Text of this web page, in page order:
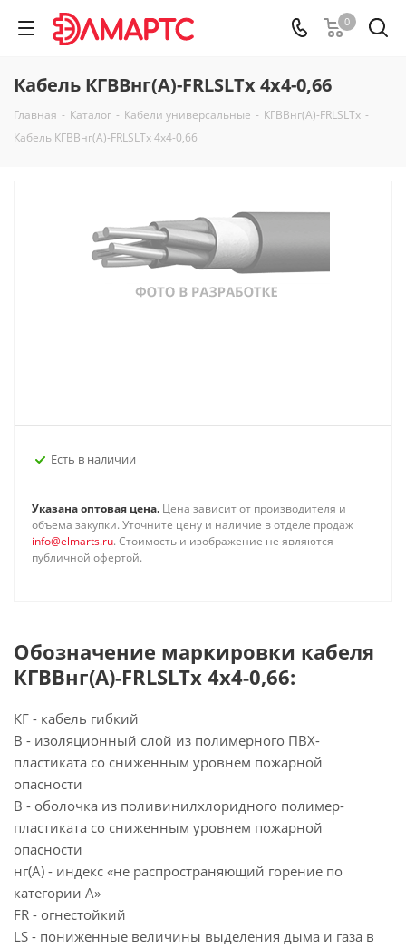
0
Кабель КГВВнг(А)-FRLSLTx 4х4-0,66
Главная - Каталог - Кабели универсальные - КГВВнг(А)-FRLSLTx -
Кабель КГВВнг(А)-FRLSLTx 4х4-0,66
Есть в наличии
Указана оптовая цена. Цена зависит от производителя и
объема закупки. Уточните цену и наличие в отделе продаж
info@elmarts.ru. Стоимость и изображение не являются
публичной офертой.
Обозначение маркировки кабеля
КГВВнг(А)-FRLSLTx 4х4-0,66:
КГ - кабель гибкий
В - изоляционный слой из полимерного ПВХ-
пластиката со сниженным уровнем пожарной
опасности
В - оболочка из поливинилхлоридного полимер-
пластиката со сниженным уровнем пожарной
опасности
нг(А) - индекс «не распространяющий горение по
категории А»
FR - огнестойкий
LS - пониженные величины выделения дыма и газа в